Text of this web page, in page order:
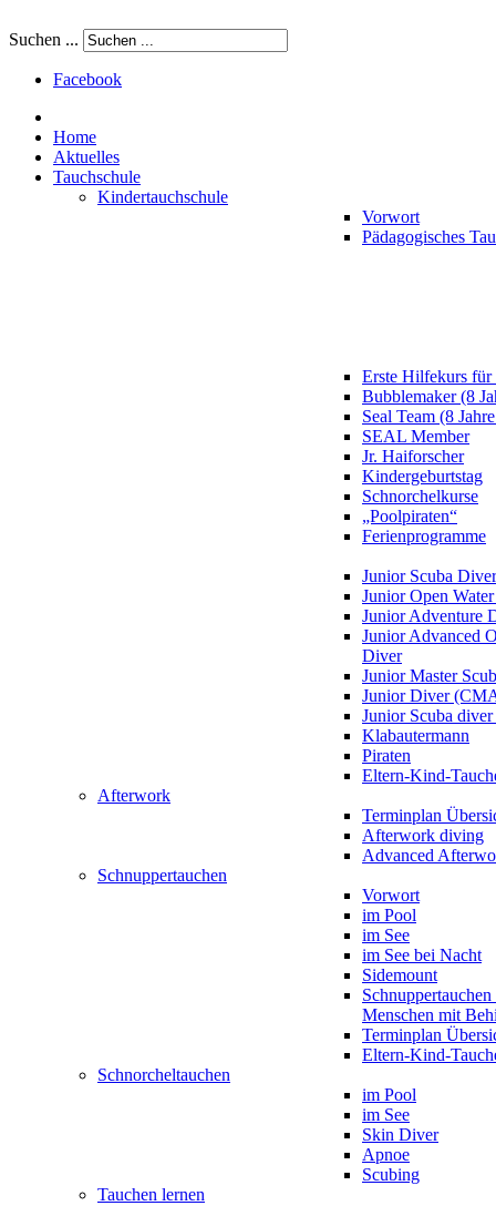
Suchen ...
Facebook
Home
Aktuelles
Tauchschule
Kindertauchschule
Vorwort
Pädagogisches
Erste Hilfekurs
Bubblemaker (8
Seal Team (8
SEAL Member
Jr. Haiforscher
Kindergeburtstag
Schnorchelkurse
„Poolpiraten“
Ferienprogramme
Junior Scuba Diver
Junior Open
Junior Adventure
Junior Advanced
Diver
Junior Master
Junior Diver
Junior Scuba
Klabautermann
Piraten
Eltern-Kind-
Afterwork
Terminplan
Afterwork diving
Advanced
Schnuppertauchen
Vorwort
im Pool
im See
im See bei Nacht
Sidemount
Menschen mit
Terminplan
Eltern-Kind-
Schnorcheltauchen
im Pool
im See
Skin Diver
Apnoe
Scubing
Tauchen lernen